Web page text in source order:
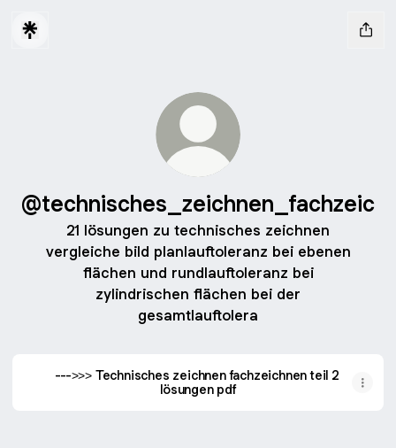
@technisches_zeichnen_fachzeic
21 lösungen zu technisches zeichnen
vergleiche bild planlauftoleranz bei ebenen
flächen und rundlauftoleranz bei
zylindrischen flächen bei der
gesamtlauftolera
--->>> Technisches zeichnen fachzeichnen teil 2
lösungen pdf